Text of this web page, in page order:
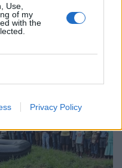
Use,
of my
with the
Privacy Policy